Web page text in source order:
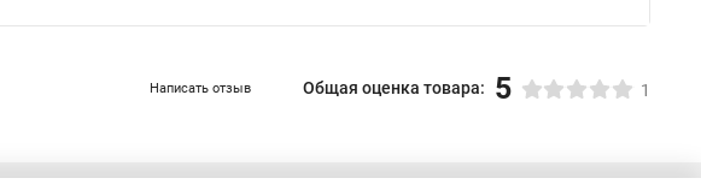
Написать отзыв Общая оценка товара: 5 1